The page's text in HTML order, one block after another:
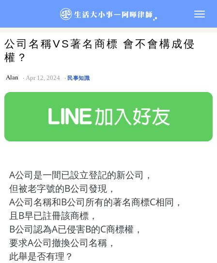
公司名稱VS著名商標 會不會構成侵
權？
Alan Apr 12, 2024 民事知識
A公司是一間已設立登記的新公司，
但被老字號的B公司發現，
A公司名稱和B公司所有的著名商標C相同，
且B早已註冊該商標，
B公司認為A已侵害B的C商標權，
要求A公司撤換公司名稱，
此舉是否有理？